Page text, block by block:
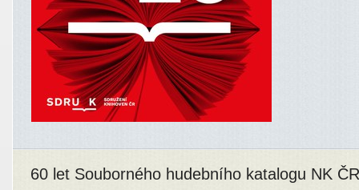
60 let Souborného hudebního katalogu NK ČR